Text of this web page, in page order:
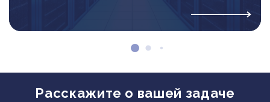
Расскажите о вашей задаче